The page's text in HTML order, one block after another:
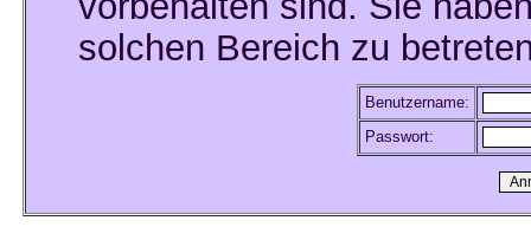
solchen Bereich zu
Benutzername:
Passwort: